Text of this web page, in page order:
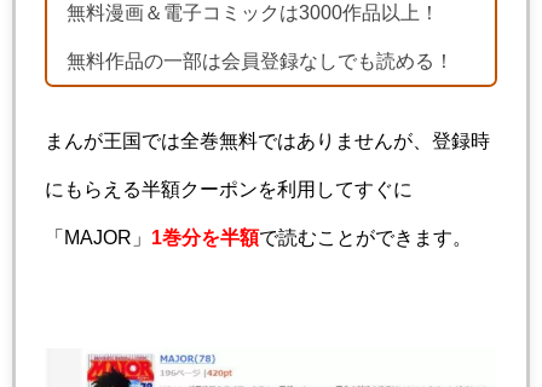
無料漫画＆電子コミックは3000作品以上！
無料作品の一部は会員登録なしでも読める！
まんが王国では全巻無料ではありませんが、登録時
にもらえる半額クーポンを利用してすぐに
「MAJOR」 1巻分を半額で読むことができます。